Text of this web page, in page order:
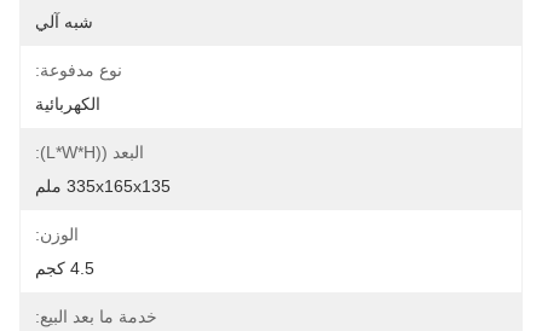
شبه آلي
نوع مدفوعة:
الكهربائية
البعد ((L*W*H):
335x165x135 ملم
الوزن:
4.5 كجم
خدمة ما بعد البيع: